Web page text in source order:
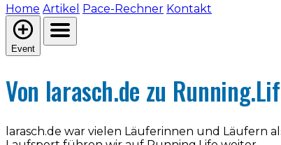
Home Artikel Pace-Rechner Kontakt
Event
Von larasch.de zu
larasch.de war vielen Läuferinnen und Läufern